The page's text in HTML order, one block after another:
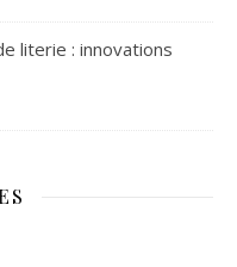
literie : innovations